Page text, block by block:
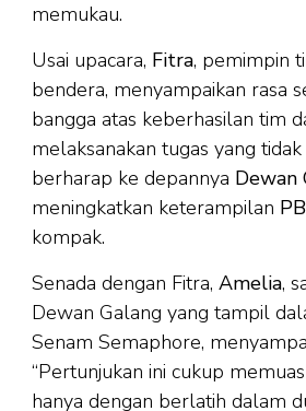
memukau.
Usai upacara, Fitra, pemimpin
bendera, menyampaikan rasa
bangga atas keberhasilan tim
melaksanakan tugas yang
berharap ke depannya Dewan
meningkatkan keterampilan
kompak.
Senada dengan Fitra, Amelia,
Dewan Galang yang tampil
Senam Semaphore,
“Pertunjukan ini cukup
hanya dengan berlatih dalam